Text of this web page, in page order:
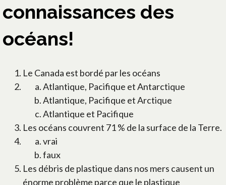
connaissances des
océans!
Le Canada est bordé par les océans
Atlantique, Pacifique et Antarctique
Atlantique, Pacifique et Arctique
Atlantique et Pacifique
Les océans couvrent 71 % de la surface de la Terre.
vrai
faux
Les débris de plastique dans nos mers causent un
énorme problème parce que le plastique